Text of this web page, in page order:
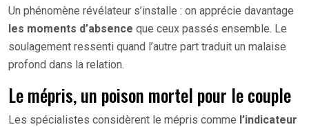
Un phénomène révélateur s’installe : on apprécie davantage
les moments d’absence que ceux passés ensemble. Le
soulagement ressenti quand l’autre part traduit un malaise
profond dans la relation.
Le mépris, un poison mortel pour le couple
Les spécialistes considèrent le mépris comme l’indicateur